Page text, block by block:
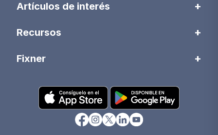
Artículos de interés
Recursos
Fixner